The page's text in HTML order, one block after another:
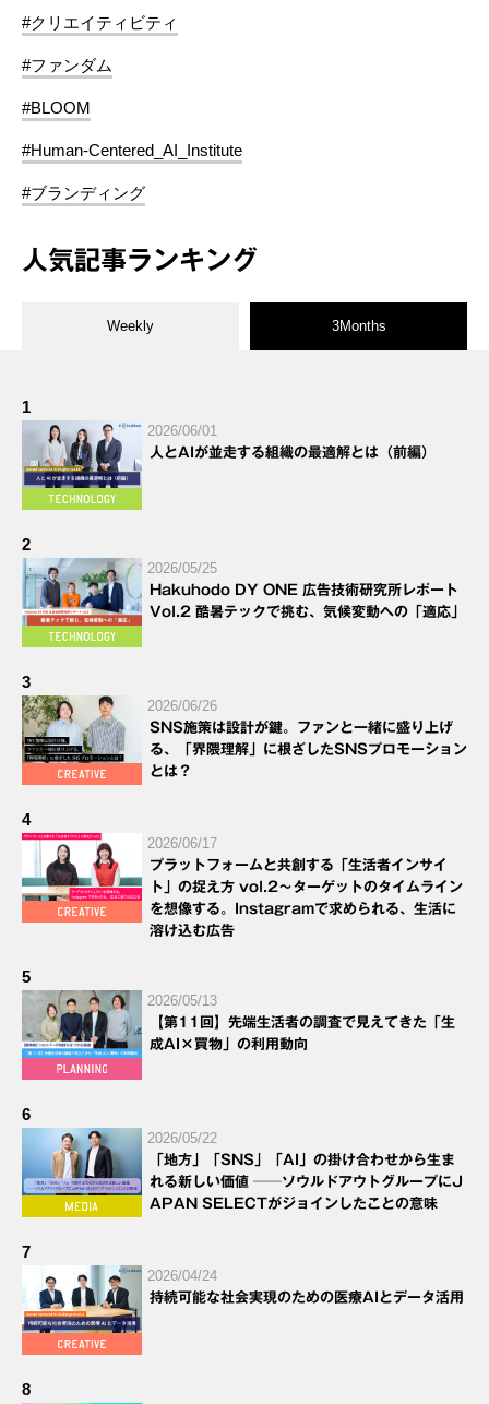
#クリエイティビティ
#ファンダム
#BLOOM
#Human-Centered_AI_Institute
#ブランディング
人気記事ランキング
Weekly 3Months
1
2026/06/01
人とAIが並走する組織の最適解とは（前編）
2
2026/05/25
Hakuhodo DY ONE 広告技術研究所レポート
Vol.2 酷暑テックで挑む、気候変動への「適応」
3
2026/06/26
SNS施策は設計が鍵。ファンと一緒に盛り上げ
る、「界隈理解」に根ざしたSNSプロモーション
とは？
4
2026/06/17
プラットフォームと共創する「生活者インサイ
ト」の捉え方 vol.2～ターゲットのタイムライン
を想像する。Instagramで求められる、生活に
溶け込む広告
5
2026/05/13
【第11回】先端生活者の調査で見えてきた「生
成AI×買物」の利用動向
6
2026/05/22
「地方」「SNS」「AI」の掛け合わせから生ま
れる新しい価値 ──ソウルドアウトグループにJ
APAN SELECTがジョインしたことの意味
7
2026/04/24
持続可能な社会実現のための医療AIとデータ活用
8